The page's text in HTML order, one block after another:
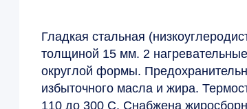
Гладкая стальная
толщиной 15 мм. 2
округлой формы.
избыточного масла и жира.
110 до 300 C. Снабжена